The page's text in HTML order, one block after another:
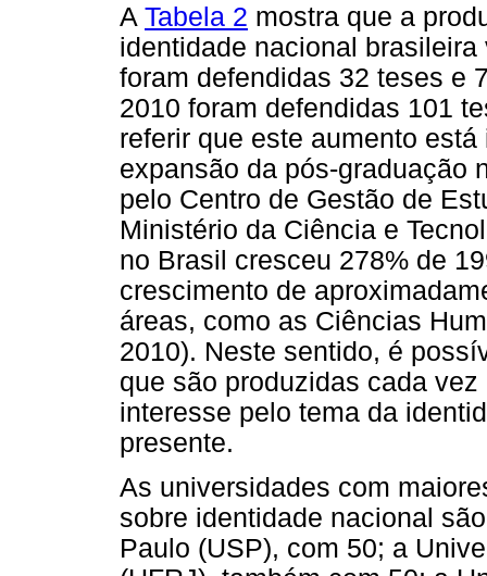
A Tabela 2 mostra que a
identidade nacional
foram defendidas 32 teses e
2010 foram defendidas 101
referir que este aumento
expansão da pós-graduação
pelo Centro de Gestão de
Ministério da Ciência e
no Brasil cresceu 278% de
crescimento de
áreas, como as Ciências
2010). Neste sentido, é
que são produzidas cada
interesse pelo tema da
presente.
As universidades com
sobre identidade nacional
Paulo (USP), com 50; a